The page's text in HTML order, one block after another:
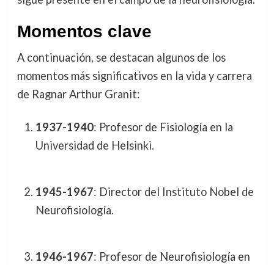
Momentos clave
A continuación, se destacan algunos de los
momentos más significativos en la vida y carrera
de Ragnar Arthur Granit:
1937-1940: Profesor de Fisiología en la
Universidad de Helsinki.
1945-1967: Director del Instituto Nobel de
Neurofisiología.
1946-1967: Profesor de Neurofisiología en